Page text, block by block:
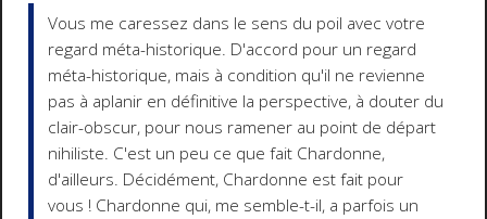
Vous me caressez dans le sens du poil avec votre
regard méta-historique. D'accord pour un regard
méta-historique, mais à condition qu'il ne revienne
pas à aplanir en définitive la perspective, à douter du
clair-obscur, pour nous ramener au point de départ
nihiliste. C'est un peu ce que fait Chardonne,
d'ailleurs. Décidément, Chardonne est fait pour
vous ! Chardonne qui, me semble-t-il, a parfois un